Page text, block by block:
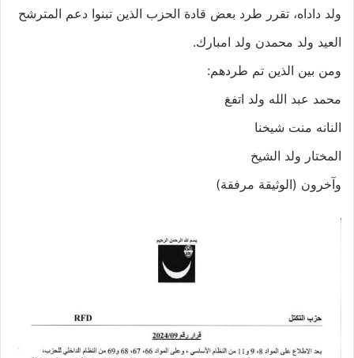
ولد داداه، تقرر طرد بعض قادة الحزب الذين تبنوا دعم المترشح
العيد ولد محمدن ولد امبارك.
ومن بين الذين تم طردهم:
محمد عبد الله ولد اتفغ
النانه منت شيخنا
المختار ولد الشيخ
وآخرون (الوثيقة مرفقة)